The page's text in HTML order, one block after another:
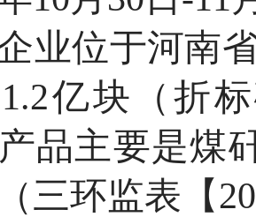
业位于河南
1.2亿块（折
品主要是煤
三环监表【